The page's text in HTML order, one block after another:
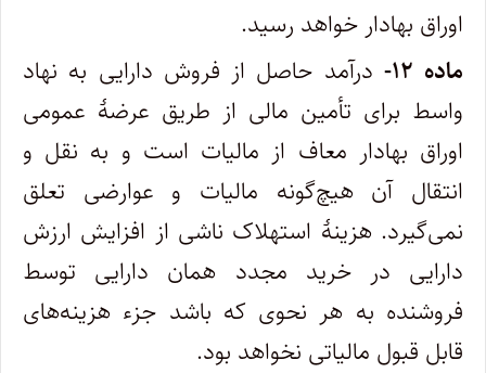
اوراق بهادار خواهد رسید.
ماده ۱۲-
درآمد حاصل از فروش دارایی به نهاد
واسط برای تأمین مالی از طریق عرضۀ عمومی
اوراق بهادار معاف از مالیات است و به نقل و
انتقال آن هیچ‌گونه مالیات و عوارضی تعلق
نمی‌گیرد. هزینۀ استهلاک ناشی از افزایش ارزش
دارایی در خرید مجدد همان دارایی توسط
فروشنده به هر نحوی که باشد جزء هزینه‌های
قابل قبول مالیاتی نخواهد بود.